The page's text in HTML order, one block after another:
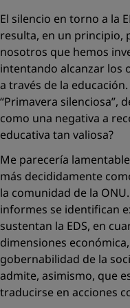
El silencio en torno a la
resulta, en un principio,
nosotros que hemos
intentando alcanzar los
a través de la
“Primavera silenciosa”,
como una negativa a
educativa tan valiosa?
Me parecería
más decididamente
la comunidad de la
informes se identifican
sustentan la EDS, en
dimensiones
gobernabilidad de la
admite, asimismo, que
traducirse en acciones